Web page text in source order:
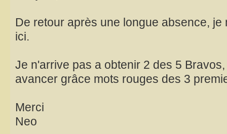
De retour après une longue absence,
ici.
Je n'arrive pas a obtenir 2 des 5
avancer grâce mots rouges des 3
Merci
Neo